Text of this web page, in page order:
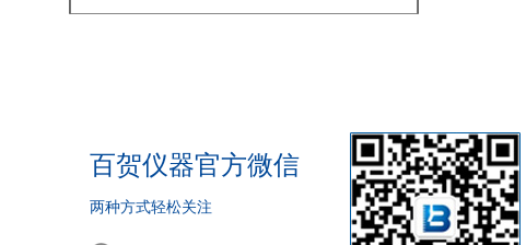
百贺仪器官方微信
两种方式轻松关注